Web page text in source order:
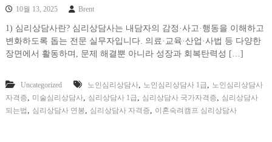
10월 13, 2025 Brent
1) 심리상담사란? 심리상담사는 내담자의 감정·사고·행동을 이해하고
변화하도록 돕는 전문 실무자입니다. 의료·교육·산업·사법 등 다양한
장면에서 활동하며, 문제 해결뿐 아니라 성장과 회복탄력성 […]
Uncategorized 노인심리상담사, 노인심리상담사 1급, 노인심리상담사
자격증, 미술심리상담사, 심리상담사 1급, 심리상담사 국가자격증, 심리상담사
되는법 , 심리상담사 연봉, 심리상담사 자격증, 이혼숙려캠프 심리상담사